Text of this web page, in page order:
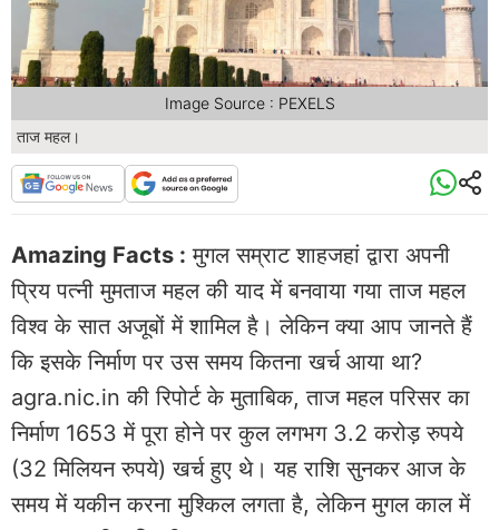
ताज महल।
Image Source : PEXELS
Amazing Facts : मुगल सम्राट शाहजहां द्वारा अपनी
प्रिय पत्नी मुमताज महल की याद में बनवाया गया ताज महल
विश्व के सात अजूबों में शामिल है। लेकिन क्या आप जानते हैं
कि इसके निर्माण पर उस समय कितना खर्च आया था?
agra.nic.in की रिपोर्ट के मुताबिक, ताज महल परिसर का
निर्माण 1653 में पूरा होने पर कुल लगभग 3.2 करोड़ रुपये
(32 मिलियन रुपये) खर्च हुए थे। यह राशि सुनकर आज के
समय में यकीन करना मुश्किल लगता है, लेकिन मुगल काल में